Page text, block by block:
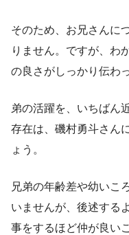
そのため、お兄さんに
りません。ですが、わ
の良さがしっかり伝わ
弟の活躍を、いちばん
存在は、磯村勇斗さん
ょう。
兄弟の年齢差や幼いこ
いませんが、後述する
事をするほど仲が良い